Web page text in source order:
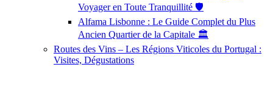
Voyager en Toute Tranquillité 🛡️
Alfama Lisbonne : Le Guide Complet du Plus
Ancien Quartier de la Capitale 🏛️
Routes des Vins – Les Régions Viticoles du Portugal :
Visites, Dégustations